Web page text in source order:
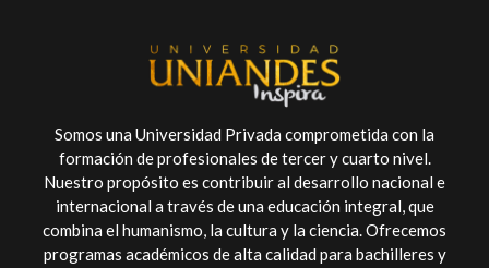
Somos una Universidad Privada comprometida con la
formación de profesionales de tercer y cuarto nivel.
Nuestro propósito es contribuir al desarrollo nacional e
internacional a través de una educación integral, que
combina el humanismo, la cultura y la ciencia. Ofrecemos
programas académicos de alta calidad para bachilleres y